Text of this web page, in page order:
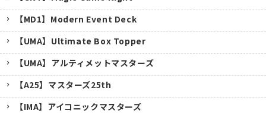
キャンセル
【MD1】Modern Event Deck
【UMA】Ultimate Box Topper
【UMA】アルティメットマスターズ
【A25】マスターズ25th
【IMA】アイコニックマスターズ